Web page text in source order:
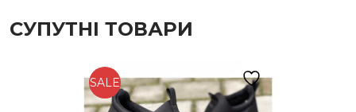
СУПУТНІ ТОВАРИ
SALE